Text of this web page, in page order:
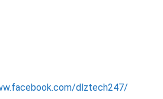
dlztech247/